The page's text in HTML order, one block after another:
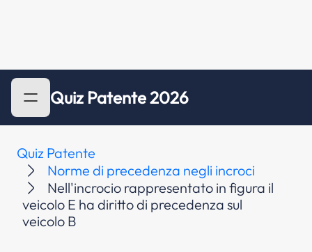
Quiz Patente 2026
Quiz Patente
Norme di precedenza negli incroci
Nell'incrocio rappresentato in figura il
veicolo E ha diritto di precedenza sul
veicolo B